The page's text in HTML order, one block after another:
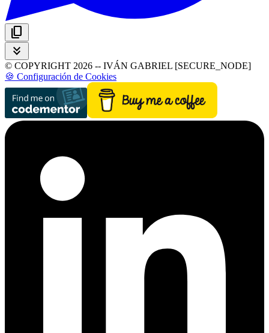
content_copy
keyboard_double_arrow_down
© COPYRIGHT 2026 -- IVÁN GABRIEL [SECURE_NODE]
🍪 Configuración de Cookies